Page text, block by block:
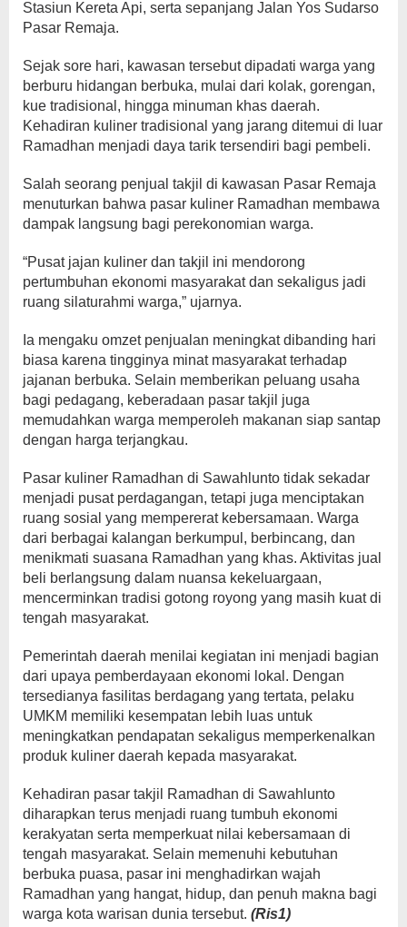
Stasiun Kereta Api, serta sepanjang Jalan Yos Sudarso
Pasar Remaja.
Sejak sore hari, kawasan tersebut dipadati warga yang
berburu hidangan berbuka, mulai dari kolak, gorengan,
kue tradisional, hingga minuman khas daerah.
Kehadiran kuliner tradisional yang jarang ditemui di luar
Ramadhan menjadi daya tarik tersendiri bagi pembeli.
Salah seorang penjual takjil di kawasan Pasar Remaja
menuturkan bahwa pasar kuliner Ramadhan membawa
dampak langsung bagi perekonomian warga.
“Pusat jajan kuliner dan takjil ini mendorong
pertumbuhan ekonomi masyarakat dan sekaligus jadi
ruang silaturahmi warga,” ujarnya.
Ia mengaku omzet penjualan meningkat dibanding hari
biasa karena tingginya minat masyarakat terhadap
jajanan berbuka. Selain memberikan peluang usaha
bagi pedagang, keberadaan pasar takjil juga
memudahkan warga memperoleh makanan siap santap
dengan harga terjangkau.
Pasar kuliner Ramadhan di Sawahlunto tidak sekadar
menjadi pusat perdagangan, tetapi juga menciptakan
ruang sosial yang mempererat kebersamaan. Warga
dari berbagai kalangan berkumpul, berbincang, dan
menikmati suasana Ramadhan yang khas. Aktivitas jual
beli berlangsung dalam nuansa kekeluargaan,
mencerminkan tradisi gotong royong yang masih kuat di
tengah masyarakat.
Pemerintah daerah menilai kegiatan ini menjadi bagian
dari upaya pemberdayaan ekonomi lokal. Dengan
tersedianya fasilitas berdagang yang tertata, pelaku
UMKM memiliki kesempatan lebih luas untuk
meningkatkan pendapatan sekaligus memperkenalkan
produk kuliner daerah kepada masyarakat.
Kehadiran pasar takjil Ramadhan di Sawahlunto
diharapkan terus menjadi ruang tumbuh ekonomi
kerakyatan serta memperkuat nilai kebersamaan di
tengah masyarakat. Selain memenuhi kebutuhan
berbuka puasa, pasar ini menghadirkan wajah
Ramadhan yang hangat, hidup, dan penuh makna bagi
warga kota warisan dunia tersebut. (Ris1)